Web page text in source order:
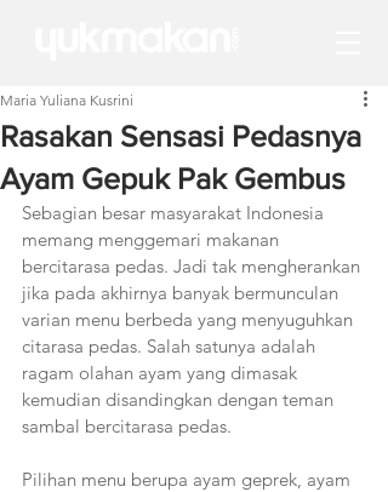
Rasakan Sensasi Pedasnya
Ayam Gepuk Pak Gembus
Maria Yuliana Kusrini
Sebagian besar masyarakat Indonesia
memang menggemari makanan
bercitarasa pedas. Jadi tak mengherankan
jika pada akhirnya banyak bermunculan
varian menu berbeda yang menyuguhkan
citarasa pedas. Salah satunya adalah
ragam olahan ayam yang dimasak
kemudian disandingkan dengan teman
sambal bercitarasa pedas.
Pilihan menu berupa ayam geprek, ayam